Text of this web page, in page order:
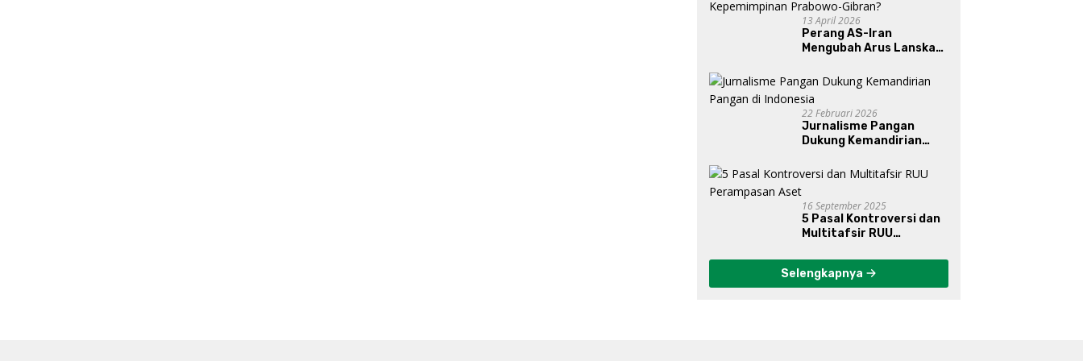
13 April 2026
Perang AS-Iran
Mengubah Arus Lanskap
Bawah Kepemimpinan
Prabowo-Gibran?
22 Februari 2026
Jurnalisme Pangan
Dukung Kemandirian
16 September 2025
5 Pasal Kontroversi dan
Multitafsir RUU
Selengkapnya